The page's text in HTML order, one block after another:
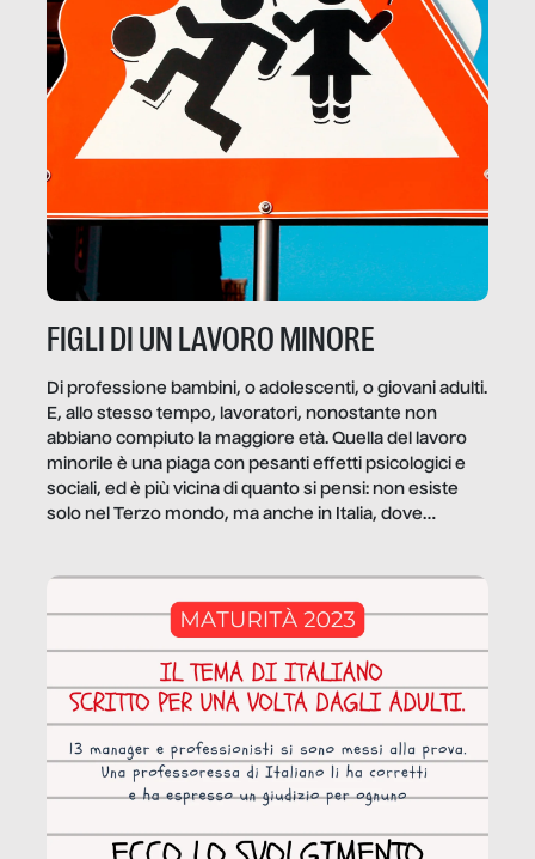
FIGLI DI UN LAVORO MINORE
Di professione bambini, o adolescenti, o giovani adulti.
E, allo stesso tempo, lavoratori, nonostante non
abbiano compiuto la maggiore età. Quella del lavoro
minorile è una piaga con pesanti effetti psicologici e
sociali, ed è più vicina di quanto si pensi: non esiste
solo nel Terzo mondo, ma anche in Italia, dove